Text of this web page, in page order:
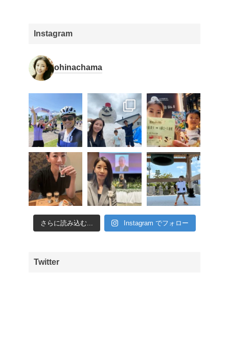
Instagram
ohinachama
さらに読み込む... Instagram でフォロー
Twitter